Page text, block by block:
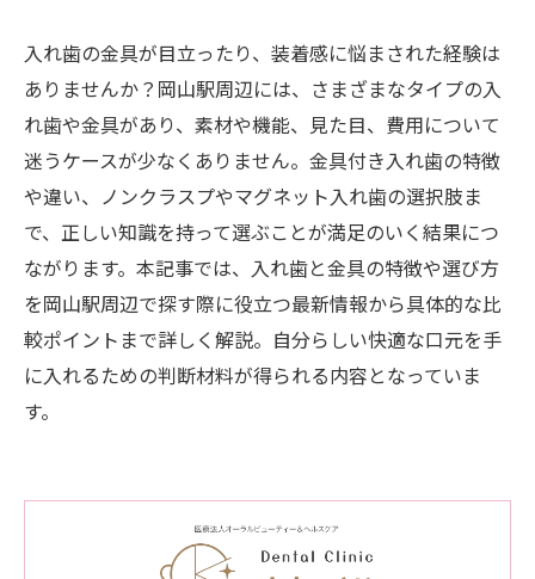
入れ歯の金具が目立ったり、装着感に悩まされた経験は
ありませんか？岡山駅周辺には、さまざまなタイプの入
れ歯や金具があり、素材や機能、見た目、費用について
迷うケースが少なくありません。金具付き入れ歯の特徴
や違い、ノンクラスプやマグネット入れ歯の選択肢ま
で、正しい知識を持って選ぶことが満足のいく結果につ
ながります。本記事では、入れ歯と金具の特徴や選び方
を岡山駅周辺で探す際に役立つ最新情報から具体的な比
較ポイントまで詳しく解説。自分らしい快適な口元を手
に入れるための判断材料が得られる内容となっていま
す。